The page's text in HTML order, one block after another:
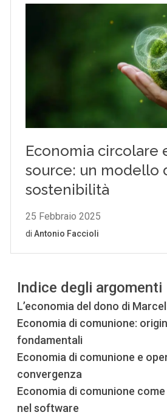
Indice degli argomenti
L’economia del dono di
Economia di comunione:
fondamentali
Economia di comunione e
convergenza
Economia di comunione
nel software